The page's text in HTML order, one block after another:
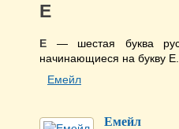
Е
Е — шестая буква
начинающиеся на букву Е.
Емейл
Емейл